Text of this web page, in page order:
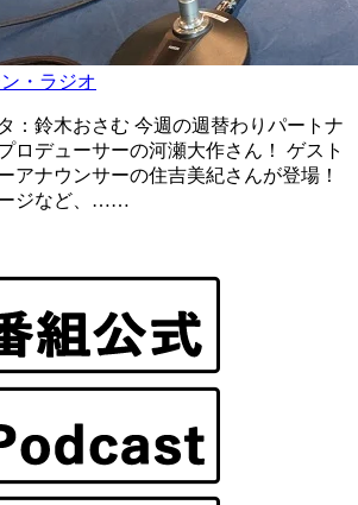
・ラジオ
：鈴木おさむ 今週の週替わりパートナ
ロデューサーの河瀬大作さん！ ゲスト
アナウンサーの住吉美紀さんが登場！
ジなど、……